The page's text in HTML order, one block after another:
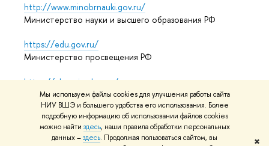
Мы используем файлы cookies для улучшения работы сайта
НИУ ВШЭ и большего удобства его использования. Более
подробную информацию об использовании файлов cookies
можно найти здесь, наши правила обработки персональных
данных –здесь. Продолжая пользоваться сайтом, вы
✖
http://www.minobrnauki.gov.ru/
Министерство науки и высшего образования РФ
https://edu.gov.ru/
Министерство просвещения РФ
https://elearning.hse.ru/mooc
Массовые открытые онлайн-курсы
© НИУ ВШЭ 1993–2026 Адреса и контактыУсловия